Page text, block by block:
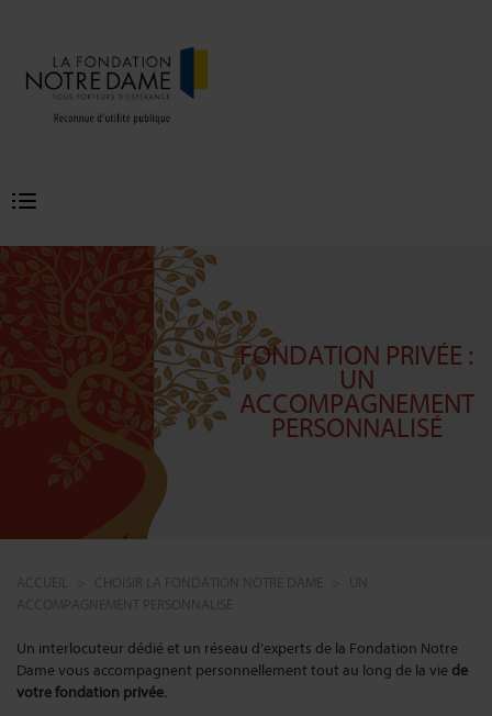
Menu
FONDATION PRIVÉE :
UN
ACCOMPAGNEMENT
PERSONNALISÉ
Un interlocuteur dédié et un réseau d’experts de la Fondation Notre
Dame vous accompagnent personnellement tout au long de la vie de
votre fondation privée.